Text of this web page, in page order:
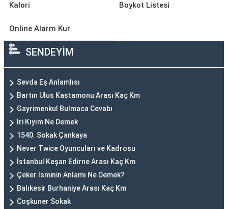
Kalori
Boykot Listesi
Online Alarm Kur
SENDEYİM
Sevda Eş Anlamlısı
Bartın Ulus Kastamonu Arası Kaç Km
Gayrimenkul Bulmaca Cevabı
İri Kıyım Ne Demek
1540. Sokak Çankaya
Never Twice Oyuncuları ve Kadrosu
İstanbul Keşan Edirne Arası Kaç Km
Çeker İsminin Anlamı Ne Demek?
Balıkesir Burhaniye Arası Kaç Km
Coşkuner Sokak